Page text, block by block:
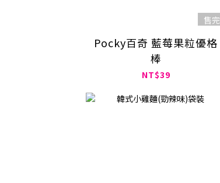
售完
Pocky百奇 藍莓果粒優格
棒
NT$39